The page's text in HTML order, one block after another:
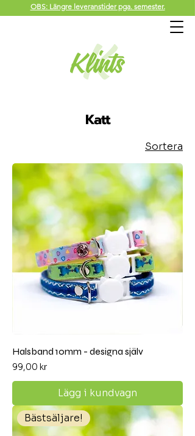
OBS: Längre leveranstider pga. semester.
Katt
Sortera
Halsband 10mm - designa själv
Pris
99,00 kr
Lägg i kundvagn
Bästsäljare!